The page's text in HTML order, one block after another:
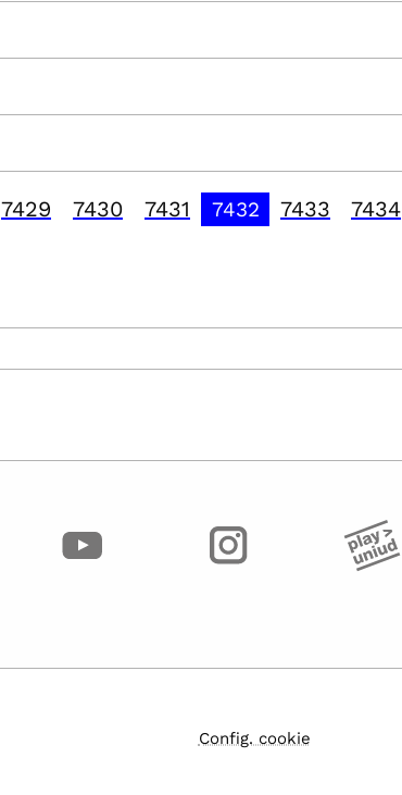
7429 7430 7431 7432 7433 7434
Config. cookie